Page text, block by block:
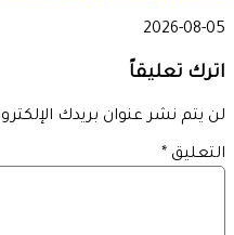
2026-08-05
اترك تعليقاً
لن يتم نشر عنوان بريدك
التعليق *